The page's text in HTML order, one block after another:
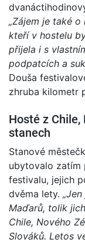
„Zájem je také
kteří v hostelu
přijela i s
podpatcích a
Douša
zhruba kilometr
Hosté z Chile,
stanech
Stanové
ubytovalo zatím
festivalu, jejich
dvěma lety.
Maďarů, tolik
Chile, Nového
Slováků. Letos